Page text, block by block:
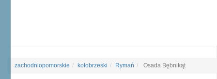
zachodniopomorskie kołobrzeski Rymań Osada Bębnikąt